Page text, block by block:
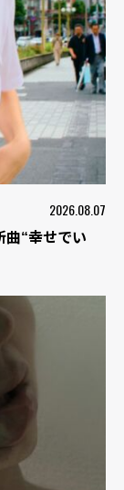
2026.08.07
曲“幸せでい